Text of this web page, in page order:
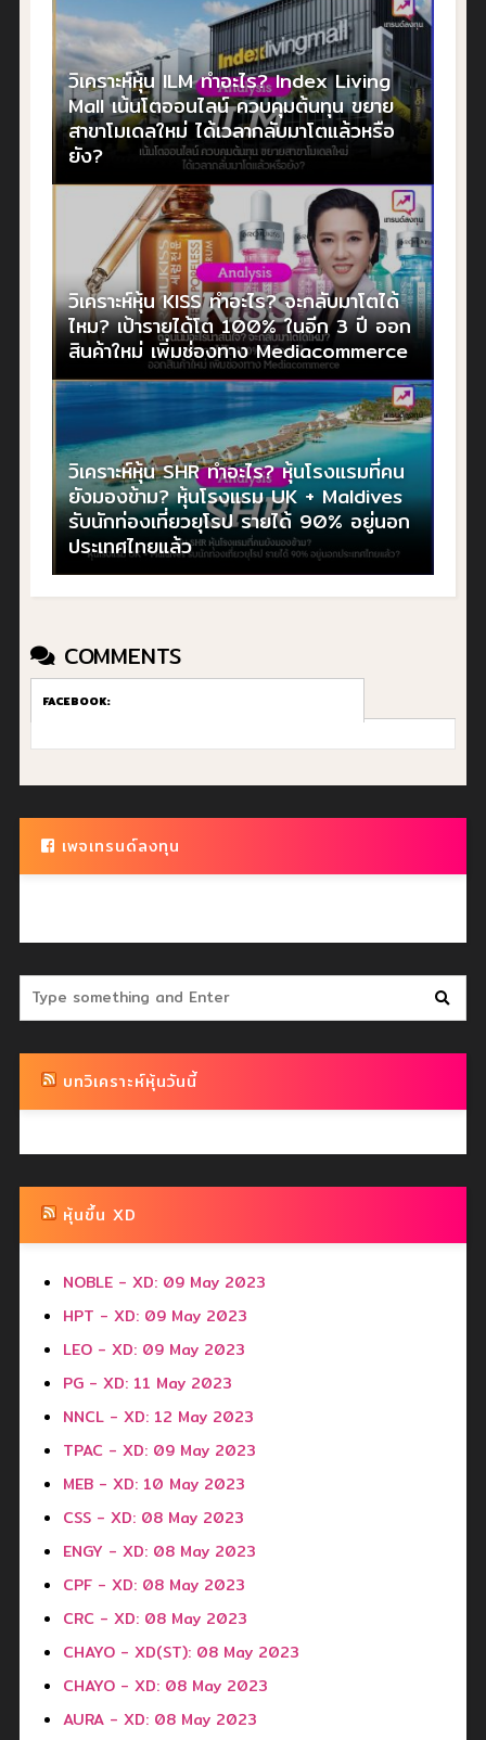
วิเคราะห์หุ้น ILM ทำอะไร? Index Living
Mall เน้นโตออนไลน์ ควบคุมต้นทุน ขยาย
สาขาโมเดลใหม่ ได้เวลากลับมาโตแล้วหรือ
ยัง?
วิเคราะห์หุ้น KISS ทำอะไร? จะกลับมาโตได้
ไหม? เป้ารายได้โต 100% ในอีก 3 ปี ออก
สินค้าใหม่ เพิ่มช่องทาง Mediacommerce
วิเคราะห์หุ้น SHR ทำอะไร? หุ้นโรงแรมที่คน
ยังมองข้าม? หุ้นโรงแรม UK + Maldives
รับนักท่องเที่ยวยุโรป รายได้ 90% อยู่นอก
ประเทศไทยแล้ว
COMMENTS
FACEBOOK:
เพจเทรนด์ลงทุน
บทวิเคราะห์หุ้นวันนี้
หุ้นขึ้น XD
NOBLE - XD: 09 May 2023
HPT - XD: 09 May 2023
LEO - XD: 09 May 2023
PG - XD: 11 May 2023
NNCL - XD: 12 May 2023
TPAC - XD: 09 May 2023
MEB - XD: 10 May 2023
CSS - XD: 08 May 2023
ENGY - XD: 08 May 2023
CPF - XD: 08 May 2023
CRC - XD: 08 May 2023
CHAYO - XD(ST): 08 May 2023
CHAYO - XD: 08 May 2023
AURA - XD: 08 May 2023